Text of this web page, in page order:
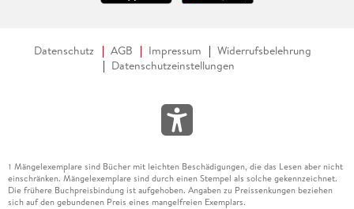
Datenschutz AGB Impressum
Widerrufsbelehrung
Datenschutzeinstellungen
1 Mängelexemplare sind Bücher mit leichten Beschädigungen, die das Lesen aber nicht
einschränken. Mängelexemplare sind durch einen Stempel als solche gekennzeichnet.
Die frühere Buchpreisbindung ist aufgehoben. Angaben zu Preissenkungen beziehen
sich auf den gebundenen Preis eines mangelfreien Exemplars.